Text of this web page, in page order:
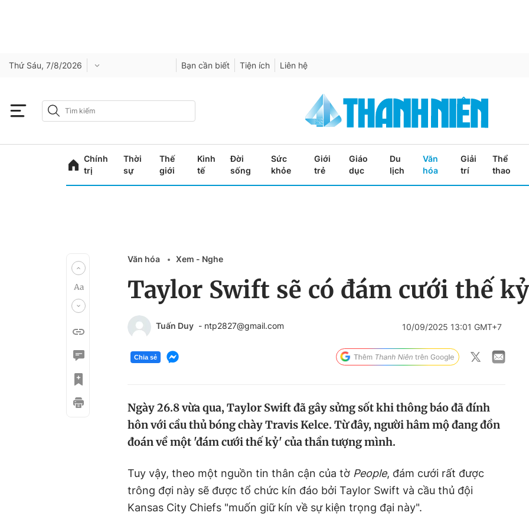
Thứ Sáu, 7/8/2026 Bạn cần biết Tiện ích Liên hệ
Chính
trị
Thời
sự
Thế
giới
Kinh
tế
Đời
sống
Sức
khỏe
Giới
trẻ
Giáo
dục
Du
lịch
Văn
hóa
Giải
trí
Thể
thao
Văn hóa Xem - Nghe
Taylor Swift sẽ có đám cưới thế
Tuấn Duy - ntp2827@gmail.com 10/09/2025 13:01 GMT+7
Chia sẻ
Ngày 26.8 vừa qua, Taylor Swift đã gây sửng sốt khi thông báo đã đính
hôn với cầu thủ bóng chày Travis Kelce. Từ đây, người hâm mộ đang đồn
đoán về một 'đám cưới thế kỷ' của thần tượng mình.
Tuy vậy, theo một nguồn tin thân cận của tờ People, đám cưới rất được
trông đợi này sẽ được tổ chức kín đáo bởi Taylor Swift và cầu thủ đội
Kansas City Chiefs "muốn giữ kín về sự kiện trọng đại này".